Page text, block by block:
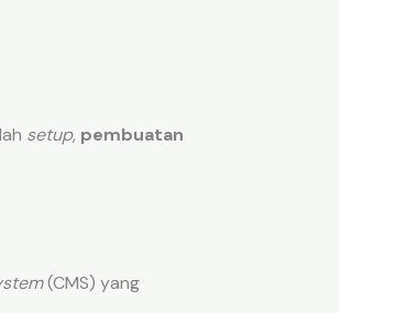
setup, pembuatan
(CMS) yang